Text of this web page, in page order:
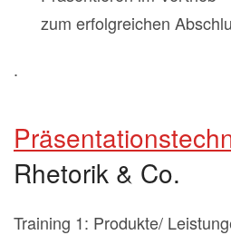
zum erfolgreichen
.
Rhetorik & Co.
Training 1: Produkte/